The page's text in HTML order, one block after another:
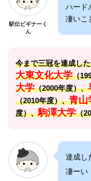
駅伝ビギナーく
ん
ハード
凄いこ
今まで三冠を達成し
大東文化大学（
大学（2000年度）、
（2010年度）、青山
度）、駒澤大学（
達成し
凄ーい